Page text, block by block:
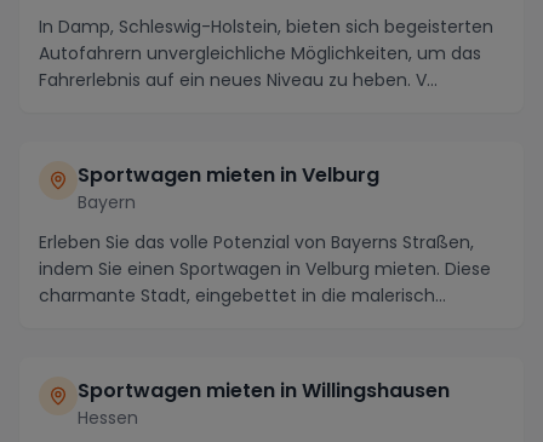
In Damp, Schleswig-Holstein, bieten sich begeisterten
Autofahrern unvergleichliche Möglichkeiten, um das
Fahrerlebnis auf ein neues Niveau zu heben. V...
Sportwagen mieten in Velburg
Bayern
Erleben Sie das volle Potenzial von Bayerns Straßen,
indem Sie einen Sportwagen in Velburg mieten. Diese
charmante Stadt, eingebettet in die malerisch...
Sportwagen mieten in Willingshausen
Hessen